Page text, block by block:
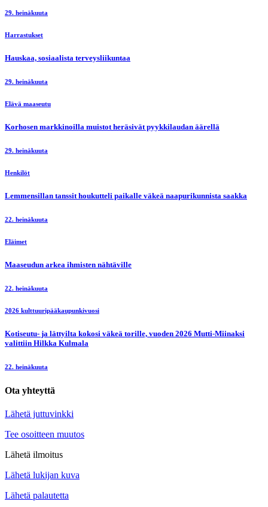
29. heinäkuuta
Harrastukset
Hauskaa, sosiaalista terveysliikuntaa
29. heinäkuuta
Elävä maaseutu
Korhosen markkinoilla muistot heräsivät pyykkilaudan äärellä
29. heinäkuuta
Henkilöt
Lemmensillan tanssit houkutteli paikalle väkeä naapurikunnista saakka
22. heinäkuuta
Eläimet
Maaseudun arkea ihmisten nähtäville
22. heinäkuuta
2026 kulttuuripääkaupunkivuosi
Kotiseutu- ja lättyilta kokosi väkeä torille, vuoden 2026 Mutti-Miinaksi
valittiin Hilkka Kulmala
22. heinäkuuta
Ota yhteyttä
Lähetä juttuvinkki
Tee osoitteen muutos
Lähetä ilmoitus
Lähetä lukijan kuva
Lähetä palautetta